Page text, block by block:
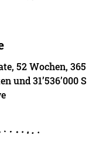
52 Wochen, 365
und 31’536’000 S